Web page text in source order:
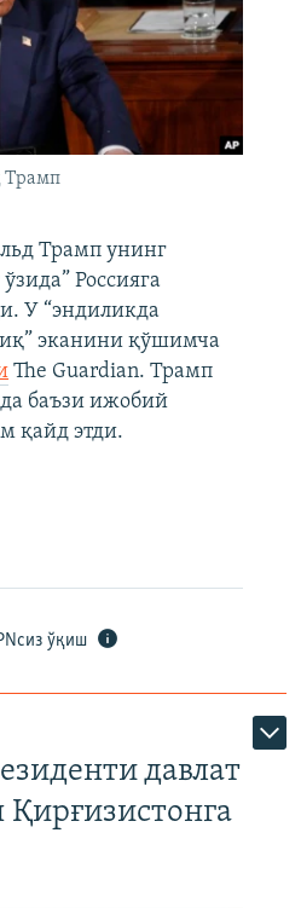
Трамп
Трамп унинг
Россияга
У “эндиликда
эканини қўшимча
The Guardian. Трамп
баъзи ижобий
қайд этди.
ўқиш
давлат